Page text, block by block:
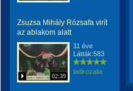
Zsuzsa Mihály Rózsafa virít
az ablakom alatt
02:39
11 éve
Látták:583
ladirozalia